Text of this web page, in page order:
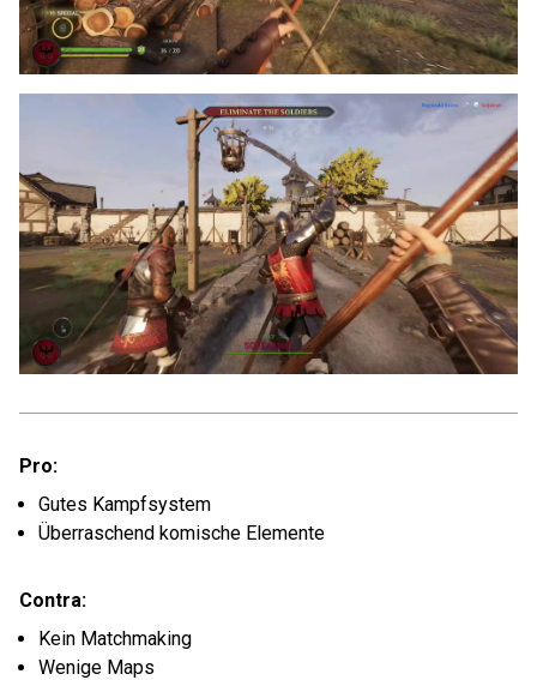
Pro:
Gutes Kampfsystem
Überraschend komische Elemente
Contra:
Kein Matchmaking
Wenige Maps